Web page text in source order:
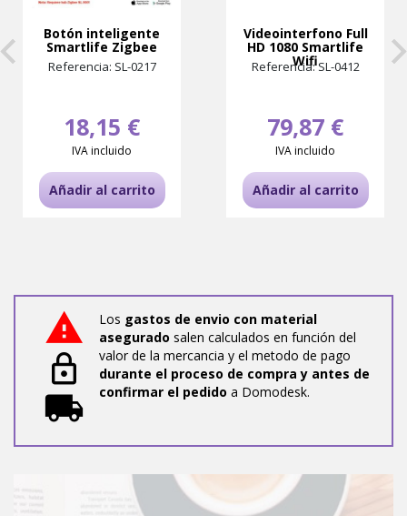
Botón inteligente
Smartlife Zigbee
Referencia: SL-0217
18,15 €
IVA incluido
Añadir al carrito
Videointerfono Full
HD 1080 Smartlife
Wifi
Referencia: SL-0412
79,87 €
IVA incluido
Añadir al carrito
Los gastos de envio con material
asegurado salen calculados en función del
valor de la mercancia y el metodo de pago
durante el proceso de compra y antes de
confirmar el pedido a Domodesk.